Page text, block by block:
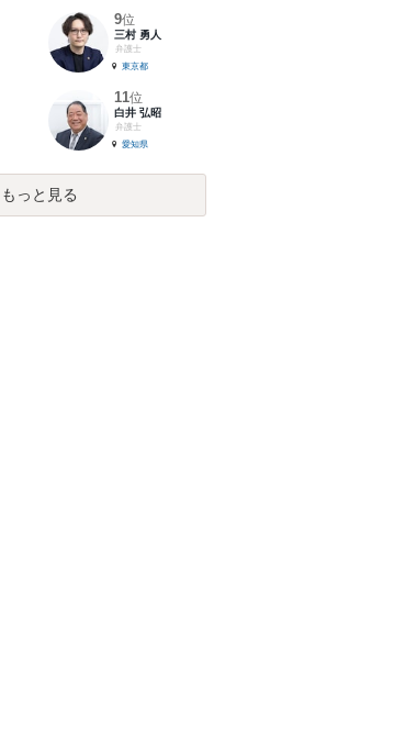
9位
三村 勇人
弁護士
東京都
11位
白井 弘昭
弁護士
愛知県
もっと見る